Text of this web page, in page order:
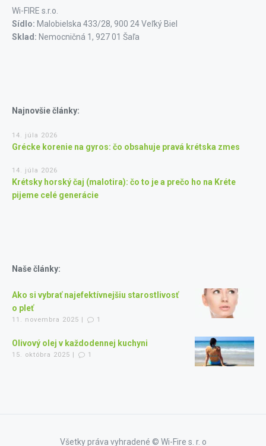
Wi-FIRE s.r.o.
Sídlo: Malobielska 433/28, 900 24 Veľký Biel
Sklad: Nemocničná 1, 927 01 Šaľa
Najnovšie články:
14. júla 2026
Grécke korenie na gyros: čo obsahuje pravá krétska zmes
14. júla 2026
Krétsky horský čaj (malotira): čo to je a prečo ho na Kréte
pijeme celé generácie
Naše články:
Ako si vybrať najefektívnejšiu starostlivosť
o pleť
11. novembra 2025 | 1
Olivový olej v každodennej kuchyni
15. októbra 2025 | 1
Všetky práva vyhradené © Wi-Fire s. r. o